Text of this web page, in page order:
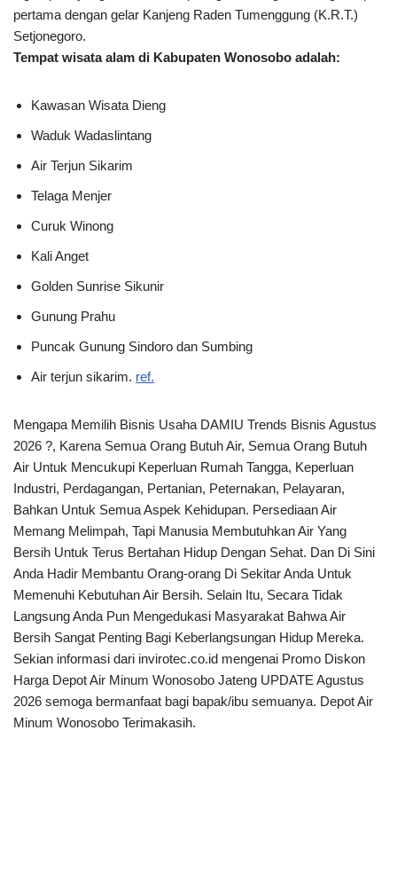
pertama dengan gelar Kanjeng Raden Tumenggung (K.R.T.)
Setjonegoro.
Tempat wisata alam di Kabupaten Wonosobo adalah:
Kawasan Wisata Dieng
Waduk Wadaslintang
Air Terjun Sikarim
Telaga Menjer
Curuk Winong
Kali Anget
Golden Sunrise Sikunir
Gunung Prahu
Puncak Gunung Sindoro dan Sumbing
Air terjun sikarim. ref.
Mengapa Memilih Bisnis Usaha DAMIU Trends Bisnis Agustus
2026 ?, Karena Semua Orang Butuh Air, Semua Orang Butuh
Air Untuk Mencukupi Keperluan Rumah Tangga, Keperluan
Industri, Perdagangan, Pertanian, Peternakan, Pelayaran,
Bahkan Untuk Semua Aspek Kehidupan. Persediaan Air
Memang Melimpah, Tapi Manusia Membutuhkan Air Yang
Bersih Untuk Terus Bertahan Hidup Dengan Sehat. Dan Di Sini
Anda Hadir Membantu Orang-orang Di Sekitar Anda Untuk
Memenuhi Kebutuhan Air Bersih. Selain Itu, Secara Tidak
Langsung Anda Pun Mengedukasi Masyarakat Bahwa Air
Bersih Sangat Penting Bagi Keberlangsungan Hidup Mereka.
Sekian informasi dari invirotec.co.id mengenai Promo Diskon
Harga Depot Air Minum Wonosobo Jateng UPDATE Agustus
2026 semoga bermanfaat bagi bapak/ibu semuanya. Depot Air
Minum Wonosobo Terimakasih.